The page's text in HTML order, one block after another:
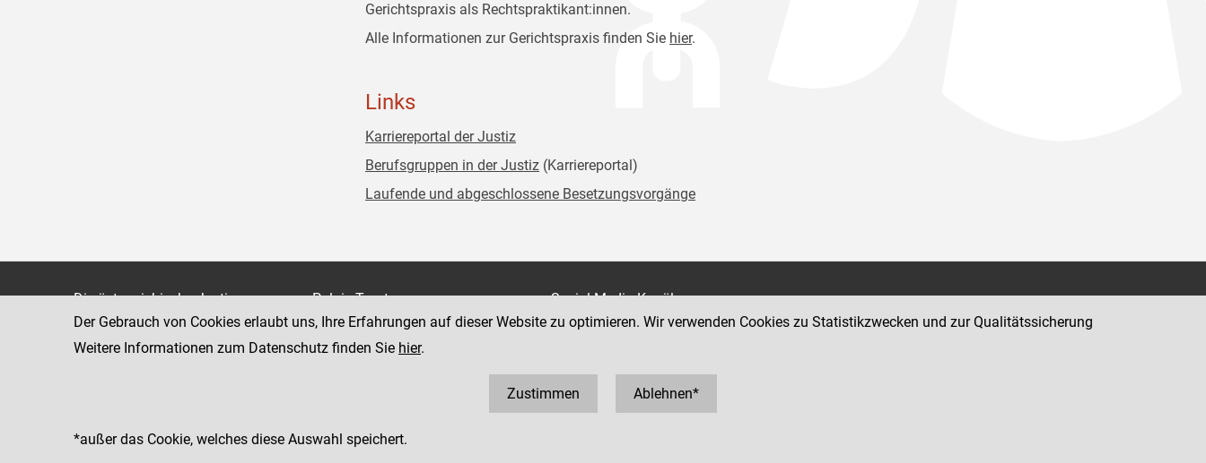
Gerichtspraxis als Rechtspraktikant:innen.
Alle Informationen zur Gerichtspraxis finden Sie hier.
Links
Karriereportal der Justiz
Berufsgruppen in der Justiz (Karriereportal)
Laufende und abgeschlossene Besetzungsvorgänge
Die österreichische Justiz
Bundesministerium für Justiz
justiz.gv.at
Palais Trautson
Museumstraße 7
1070 Wien
Social Media Kanäle
der Justiz und des BMJ
Der Gebrauch von Cookies erlaubt uns, Ihre Erfahrungen auf dieser Website zu optimieren. Wir verwenden Cookies zu Statistikzwecken und zur Qualitätssicherung
Weitere Informationen zum Datenschutz finden Sie hier.
Zustimmen Ablehnen*
*außer das Cookie, welches diese Auswahl speichert.